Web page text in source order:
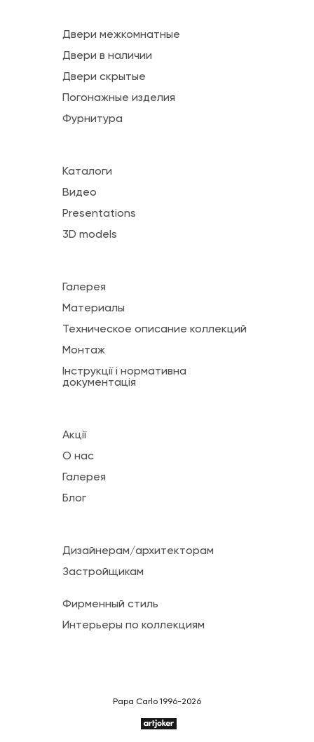
Двери межкомнатные
Двери в наличии
Двери скрытые
Погонажные изделия
Фурнитура
Каталоги
Видео
Presentations
3D models
Галерея
Материалы
Техническое описание коллекций
Монтаж
Інструкції і нормативна
документація
Акції
О нас
Галерея
Блог
Дизайнерам/архитекторам
Застройщикам
Фирменный стиль
Интерьеры по коллекциям
Papa Carlo 1996-2026